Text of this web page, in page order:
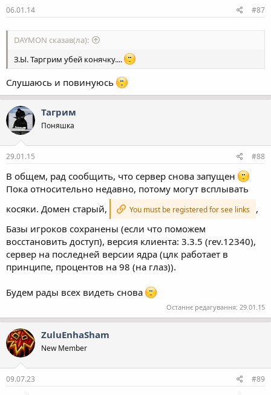
06.01.14 #87
DAYMON сказав(ла):
З.Ы. Таргрим убей конячку....
Слушаюсь и повинуюсь
Тагрим
Поняшка
29.01.15 #88
В общем, рад сообщить, что сервер снова запущен
Пока относительно недавно, потому могут всплывать
косяки. Домен старый,
You must be registered for see links
,
Базы игроков сохранены (если что поможем
восстановить доступ), версия клиента: 3.3.5 (rev.12340),
сервер на последней версии ядра (цлк работает в
принципе, процентов на 98 (на глаз)).
Будем рады всех видеть снова
Останнє редагування: 29.01.15
ZuluEnhaSham
New Member
09.07.23 #89